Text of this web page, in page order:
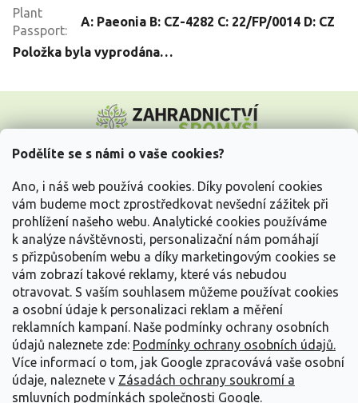
Podělíte se s námi o vaše cookies?
Ano, i náš web používá cookies. Díky povolení cookies
vám budeme moct zprostředkovat nevšední zážitek při
prohlížení našeho webu. Analytické cookies používáme
k analýze návštěvnosti, personalizační nám pomáhají
s přizpůsobením webu a díky marketingovým cookies se
vám zobrazí takové reklamy, které vás nebudou
otravovat. S vaším souhlasem můžeme používat cookies
a osobní údaje k personalizaci reklam a měření
reklamních kampaní. Naše podmínky ochrany osobních
údajů naleznete zde: Podmínky ochrany osobních údajů.
Více informací o tom, jak Google zpracovává vaše osobní
údaje, naleznete v Zásadách ochrany soukromí a
smluvních podmínkách společnosti Google.
Plant
Passport:
A: Paeonia B: CZ-4282 C: 22/FP/0014 D: CZ
Položka byla vyprodána…
p
Vše o nákupu
Informace pro Vás
Kontakujte nás